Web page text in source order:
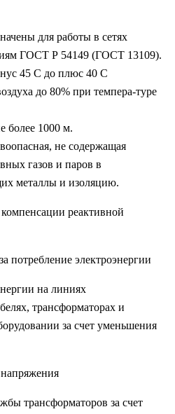
для работы в сетях
ГОСТ Р 54149 (ГОСТ 13109).
45 С до плюс 40 С
до 80% при темпера-туре
более 1000 м.
не содержащая
газов и паров в
металлы и изоляцию.
реактивной
потребление электроэнергии
на линиях
трансформаторах и
за счет уменьшения
трансформаторов за счет